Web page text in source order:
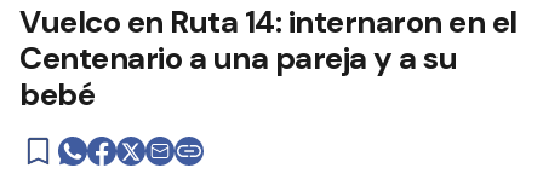
Vuelco en Ruta 14: internaron en el
Centenario a una pareja y a su
bebé